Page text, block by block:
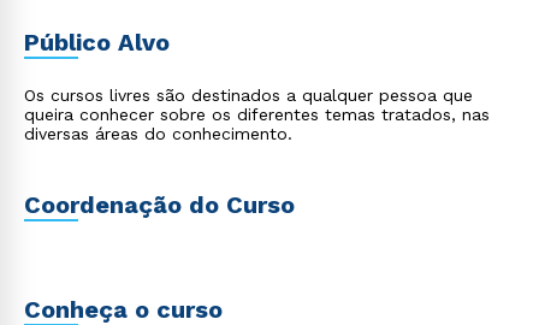
Público Alvo
Os cursos livres são destinados a qualquer pessoa que
queira conhecer sobre os diferentes temas tratados, nas
diversas áreas do conhecimento.
Coordenação do Curso
Conheça o curso